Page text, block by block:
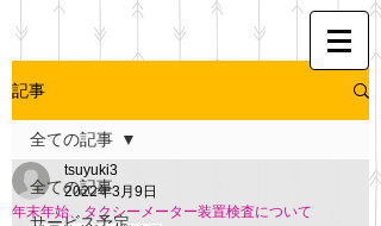
記事
全ての記事
全ての記事
年末年始、タクシーメーター装置検査について
tsuyuki3
2022年3月9日